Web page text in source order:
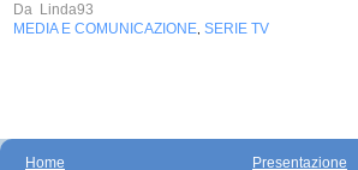
Da Linda93
MEDIA E COMUNICAZIONE SERIE TV
Home Presentazione